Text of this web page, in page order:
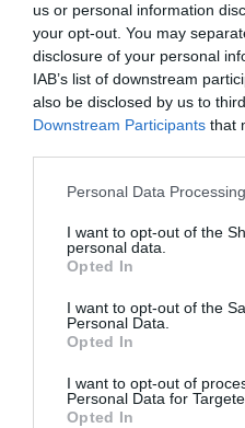
us or personal information
your opt-out. You may
disclosure of your personal
IAB’s list of downstream
also be disclosed by us to
Downstream Participants that
Personal Data
I want to opt-out of the
personal data.
Opted In
I want to opt-out of the
Personal Data.
Opted In
I want to opt-out of
Personal Data for
Opted In
Sul sito dell’INPS,
prendere l’assegno. La
tra le altre cose, lo
cittadine italiane o
titolari di un “normale”
per lavorare.
Questa restrizione,
dall’articolo 14